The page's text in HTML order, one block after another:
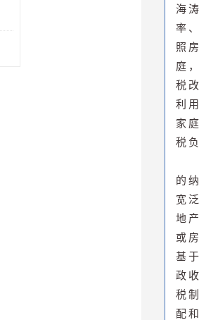
海
率
照
庭
税
利
家
税
的
宽
地
或
基
政
税
配